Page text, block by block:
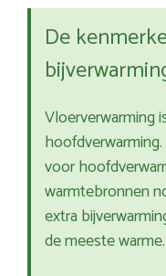
De
Vloerverwarming
voor
warmtebronnen
extra
de meeste warme.